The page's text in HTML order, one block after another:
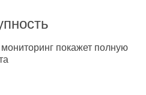
покажет полную